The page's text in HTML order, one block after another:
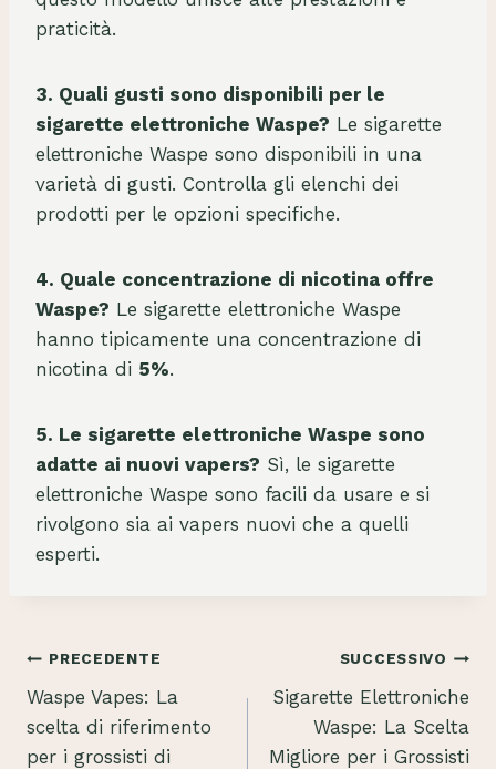
B
l
k
P
r
i
e
C
h
e
p
m
a
p
e
s
B
praticità.
3. Quali gusti sono disponibili per le
sigarette elettroniche Waspe? Le sigarette
elettroniche Waspe sono disponibili in una
varietà di gusti. Controlla gli elenchi dei
prodotti per le opzioni specifiche.
4. Quale concentrazione di nicotina offre
Waspe? Le sigarette elettroniche Waspe
hanno tipicamente una concentrazione di
nicotina di 5%.
5. Le sigarette elettroniche Waspe sono
adatte ai nuovi vapers? Sì, le sigarette
elettroniche Waspe sono facili da usare e si
rivolgono sia ai vapers nuovi che a quelli
esperti.
Navigazione
articoli
PRECEDENTE
Waspe Vapes: La
scelta di riferimento
per i grossisti di
SUCCESSIVO
Sigarette Elettroniche
Waspe: La Scelta
Migliore per i Grossisti